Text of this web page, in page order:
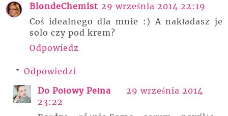
BlondeChemist 29 września 2014 22:19
Coś idealnego dla mnie :) A nakładasz je
solo czy pod krem?
Odpowiedz
Odpowiedzi
Do Połowy Pełna
29 września 2014
23:22